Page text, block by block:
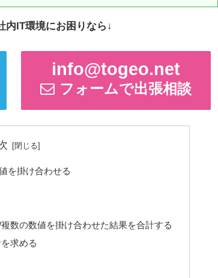
内IT環境にお困りなら↓
info@togeo.net
フォームで出張相談
を掛け合わせる
数の数値を掛け合わせた結果を合計する
求める